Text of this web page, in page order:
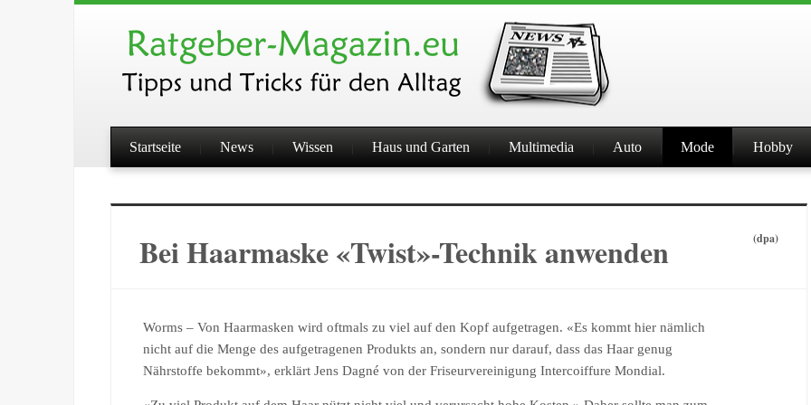
Startseite News Wissen Haus und Garten Multimedia Auto Mode Hobby
Bei Haarmaske «Twist»-Technik anwenden (dpa)
Worms – Von Haarmasken wird oftmals zu viel auf den Kopf aufgetragen. «Es kommt hier nämlich
nicht auf die Menge des aufgetragenen Produkts an, sondern nur darauf, dass das Haar genug
Nährstoffe bekommt», erklärt Jens Dagné von der Friseurvereinigung Intercoiffure Mondial.